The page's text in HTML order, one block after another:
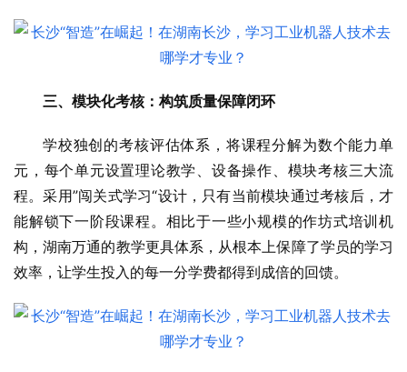
三、模块化考核：构筑质量保障闭环
学校独创的考核评估体系，将课程分解为数个能力单
元，每个单元设置理论教学、设备操作、模块考核三大流
程。采用”闯关式学习“设计，只有当前模块通过考核后，才
能解锁下一阶段课程。相比于一些小规模的作坊式培训机
构，湖南万通的教学更具体系，从根本上保障了学员的学习
效率，让学生投入的每一分学费都得到成倍的回馈。